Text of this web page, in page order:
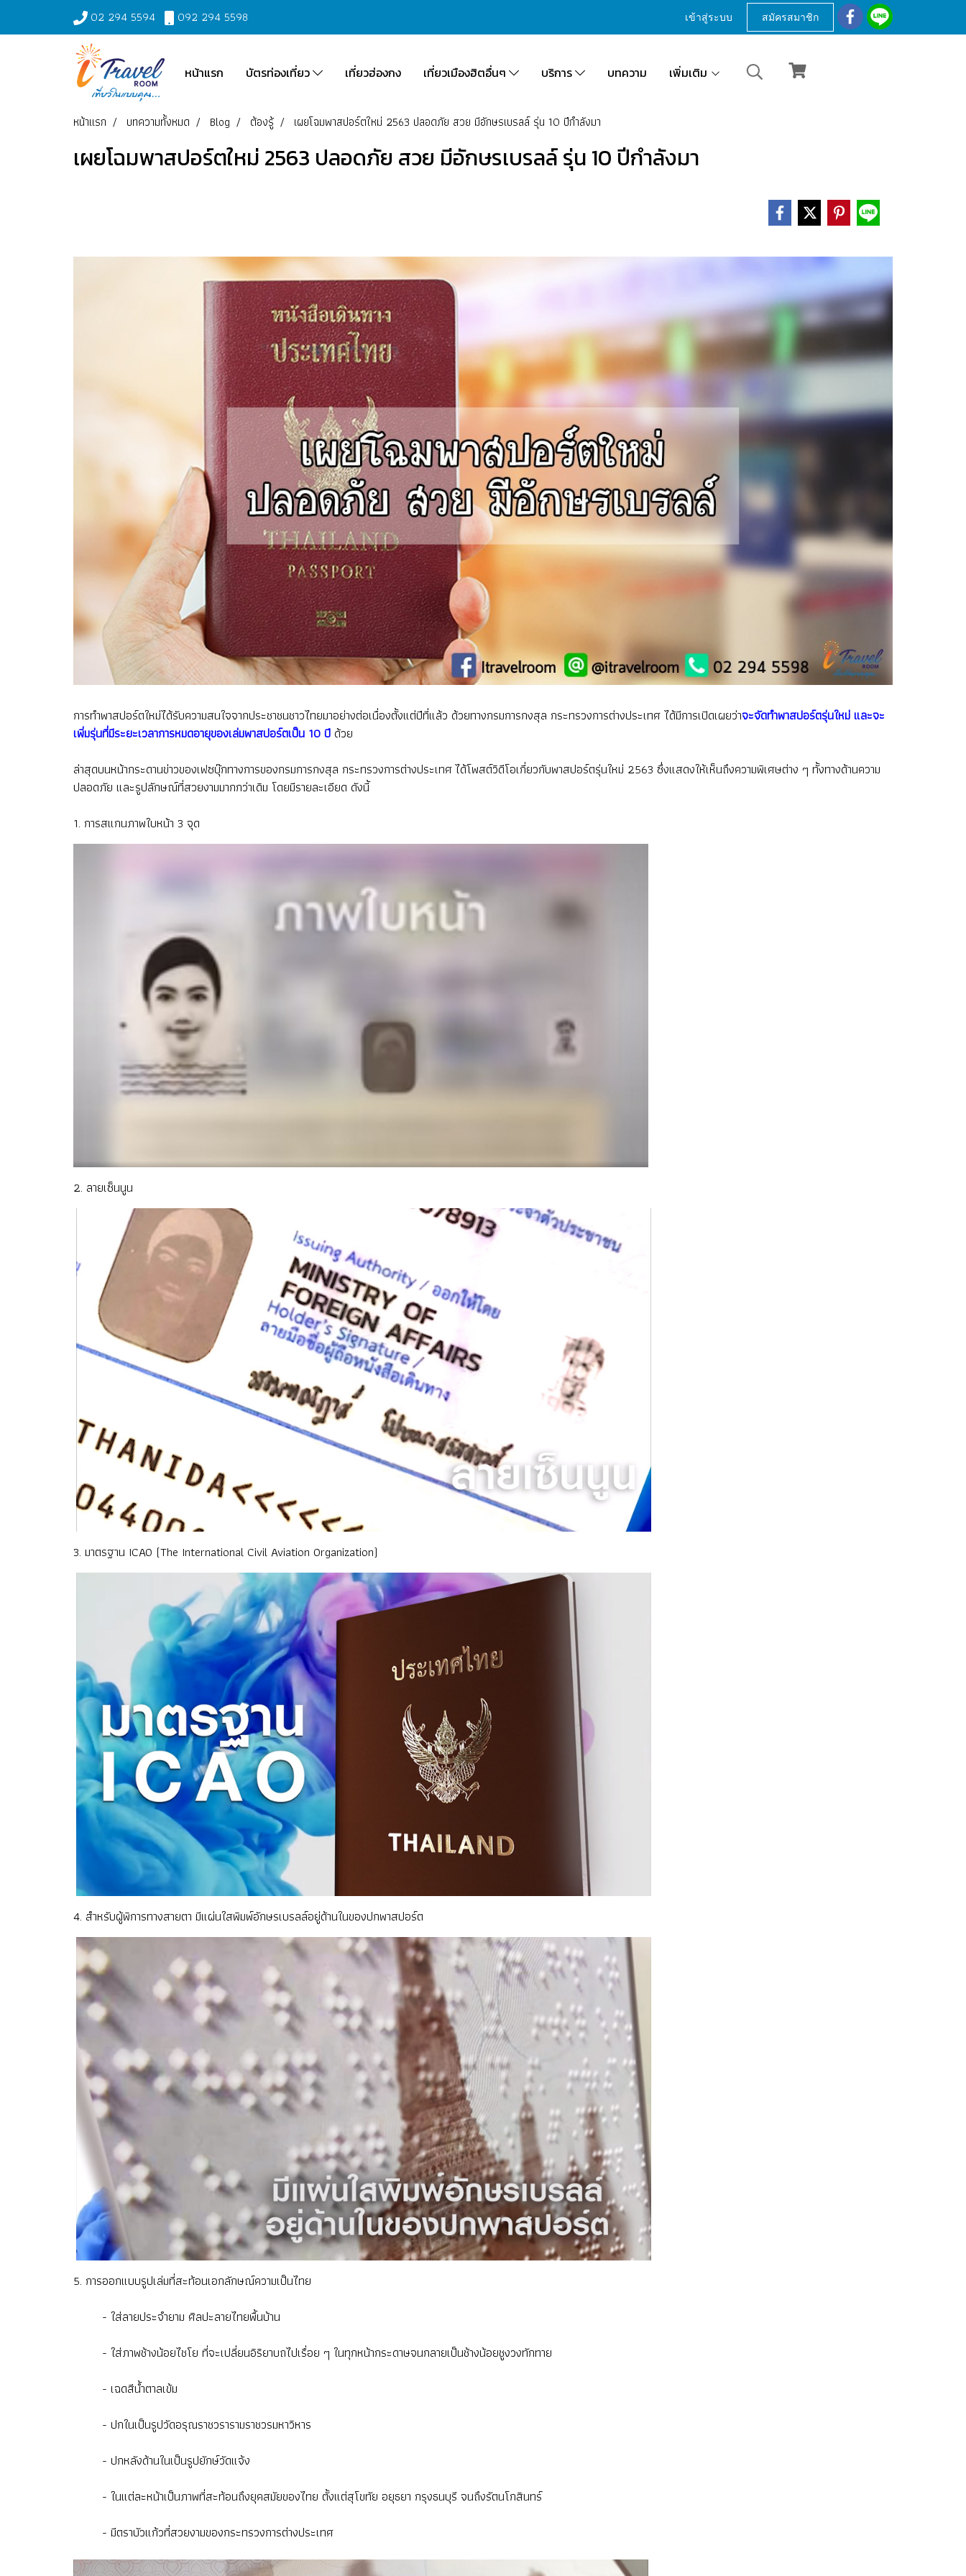
02 294 5594 092 294 5598 เข้าสู่ระบบ สมัครสมาชิก
หน้าแรก บัตรท่องเที่ยว เที่ยวฮ่องกง เที่ยวเมืองฮิตอื่นๆ บริการ บทความ เพิ่มเติม
หน้าแรก บทความทั้งหมด Blog ต้องรู้ เผยโฉมพาสปอร์ตใหม่ 2563 ปลอดภัย สวย มีอักษรเบรลล์ รุ่น 10 ปีกำลังมา
เผยโฉมพาสปอร์ตใหม่ 2563 ปลอดภัย สวย มีอักษรเบรลล์ รุ่น 10 ปีกำลังมา
การทำพาสปอร์ตใหม่ได้รับความสนใจจากประชาชนชาวไทยมาอย่างต่อเนื่องตั้งแต่ปีที่แล้ว ด้วยทางกรมการกงสุล กระทรวงการต่างประเทศ ได้มีการเปิดเผยว่าจะจัดทำพาสปอร์ตรุ่นใหม่ และจะ
เพิ่มรุ่นที่มีระยะเวลาการหมดอายุของเล่มพาสปอร์ตเป็น 10 ปี ด้วย
ล่าสุดบนหน้ากระดานข่าวของเฟซบุ๊กทางการของกรมการกงสุล กระทรวงการต่างประเทศ ได้โพสต์วิดีโอเกี่ยวกับพาสปอร์ตรุ่นใหม่ 2563 ซึ่งแสดงให้เห็นถึงความพิเศษต่าง ๆ ทั้งทางด้านความ
ปลอดภัย และรูปลักษณ์ที่สวยงามมากกว่าเดิม โดยมีรายละเอียด ดังนี้
1. การสแกนภาพใบหน้า 3 จุด
2. ลายเซ็นนูน
3. มาตรฐาน ICAO (The International Civil Aviation Organization)
4. สำหรับผู้พิการทางสายตา มีแผ่นใสพิมพ์อักษรเบรลล์อยู่ด้านในของปกพาสปอร์ต
5. การออกแบบรูปเล่มที่สะท้อนเอกลักษณ์ความเป็นไทย
- ใส่ลายประจำยาม ศิลปะลายไทยพื้นบ้าน
- ใส่ภาพช้างน้อยไชโย ที่จะเปลี่ยนอิริยาบถไปเรื่อย ๆ ในทุกหน้ากระดาษจนกลายเป็นช้างน้อยชูงวงทักทาย
- เฉดสีน้ำตาลเข้ม
- ปกในเป็นรูปวัดอรุณราชวรารามราชวรมหาวิหาร
- ปกหลังด้านในเป็นรูปยักษ์วัดแจ้ง
- ในแต่ละหน้าเป็นภาพที่สะท้อนถึงยุคสมัยของไทย ตั้งแต่สุโขทัย อยุธยา กรุงธนบุรี จนถึงรัตนโกสินทร์
- มีตราบัวแก้วที่สวยงามของกระทรวงการต่างประเทศ